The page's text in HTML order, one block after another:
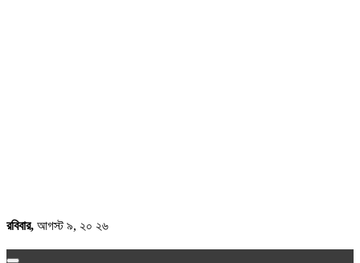
রবিবার, আগস্ট ৯, ২০ ২৬